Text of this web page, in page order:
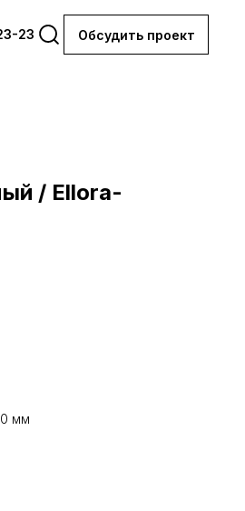
23 Обсудить проект
/ Ellora-
мм